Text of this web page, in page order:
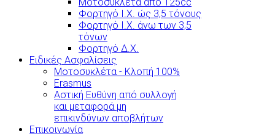
Φορτηγό Ι.Χ. ώς 3,5 τόνους
Φορτηγό Ι.Χ. άνω των 3,5
τόνων
Φορτηγό Δ.Χ.
Ειδικές Ασφαλίσεις
Μοτοσυκλέτα - Κλοπή 100%
Erasmus
Αστική Ευθύνη από συλλογή
και μεταφορά μη
επικινδύνων αποβλήτων
Επικοινωνία